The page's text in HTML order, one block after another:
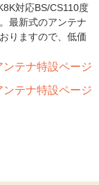
対応BS/CS110度
最新式のアンテナ
りますので、低価
ンテナ特設ページ
テナ特設ページ